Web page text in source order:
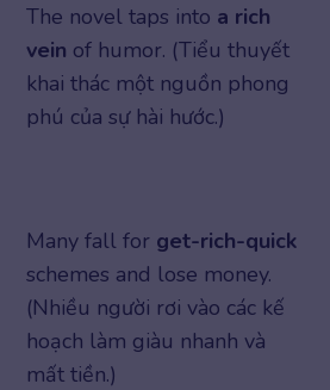
The novel taps into a rich
vein of humor. (Tiểu thuyết
khai thác một nguồn phong
phú của sự hài hước.)
Many fall for get-rich-quick
schemes and lose money.
(Nhiều người rơi vào các kế
hoạch làm giàu nhanh và
mất tiền.)